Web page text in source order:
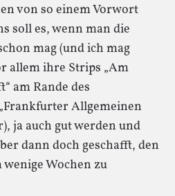
von so einem Vorwort
soll es, wenn man die
mag (und ich mag
allem ihre Strips „Am
am Rande des
Allgemeinen
ja auch gut werden und
dann doch geschafft, den
Wochen zu